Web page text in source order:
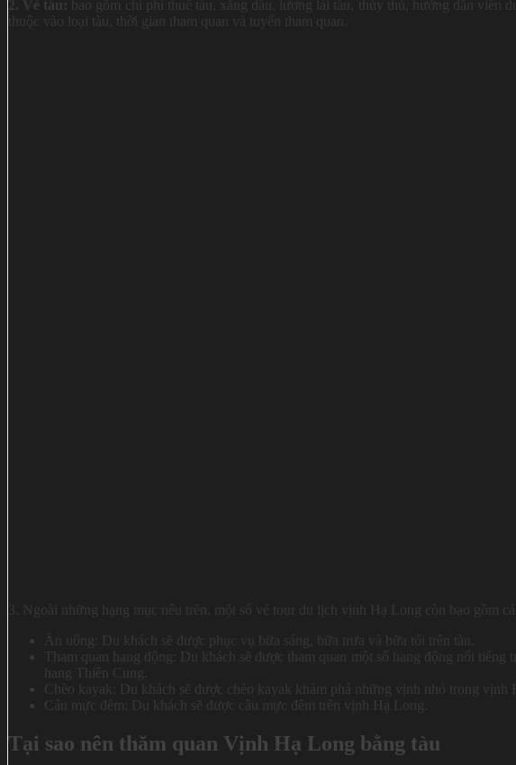
2. Vé tàu: bao gồm chi phí thuê tàu, xăng dầu, lương lái tàu, thủy thủ, hướng dẫn viên
thuộc vào loại tàu, thời gian tham quan và tuyến tham quan.
3. Ngoài những hạng mục nêu trên, một số vé tour du lịch vịnh Hạ Long còn bao gồm
Ăn uống: Du khách sẽ được phục vụ bữa sáng, bữa trưa và bữa tối trên tàu.
Tham quan hang động: Du khách sẽ được tham quan một số hang động nổi
hang Thiên Cung.
Chèo kayak: Du khách sẽ được chèo kayak khám phá những vịnh nhỏ trong vịnh
Câu mực đêm: Du khách sẽ được câu mực đêm trên vịnh Hạ Long.
Tại sao nên thăm quan Vịnh Hạ Long bằng tàu